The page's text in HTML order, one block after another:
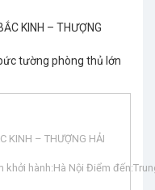
KINH – THƯỢNG
KINH – THƯỢNG HẢI
khởi hành:Hà Nội Điểm